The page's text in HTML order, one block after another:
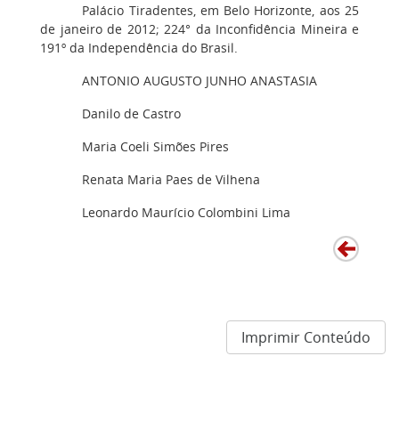
Palácio Tiradentes, em Belo Horizonte, aos 25
de janeiro de 2012; 224° da Inconfidência Mineira e
191º da Independência do Brasil.
ANTONIO AUGUSTO JUNHO ANASTASIA
Danilo de Castro
Maria Coeli Simões Pires
Renata Maria Paes de Vilhena
Leonardo Maurício Colombini Lima
Imprimir Conteúdo